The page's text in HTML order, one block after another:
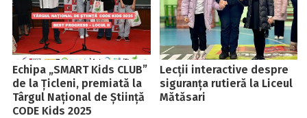
Echipa „SMART Kids CLUB”
de la Țicleni, premiată la
Târgul Național de Știință
CODE Kids 2025
Lecții interactive despre
siguranța rutieră la Liceul
Mătăsari